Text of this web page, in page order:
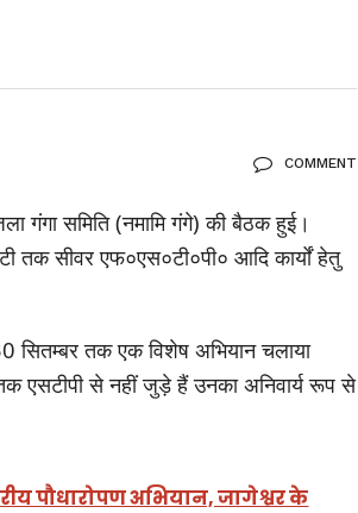
COMMENT
गंगा समिति (नमामि गंगे) की बैठक हुई।
तक सीवर एफ०एस०टी०पी० आदि कार्यों हेतु
सितम्बर तक एक विशेष अभियान चलाया
एसटीपी से नहीं जुड़े हैं उनका अनिवार्य रूप से
पौधारोपण अभियान, जागेश्वर के